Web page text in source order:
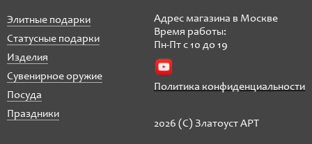
Элитные подарки
Статусные подарки
Изделия
Сувенирное оружие
Посуда
Праздники
Адрес магазина в Москве
Время работы:
Пн-Пт с 10 до 19
Политика конфиденциальности
2026 (C) Златоуст АРТ